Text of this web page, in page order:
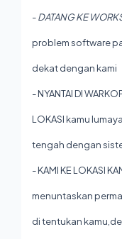
-DATANG KE
problem software
dekat dengan kami
- NYANTAI DI
LOKASI kamu
tengah dengan
- KAMI KE LOKASI
menuntaskan
di tentukan